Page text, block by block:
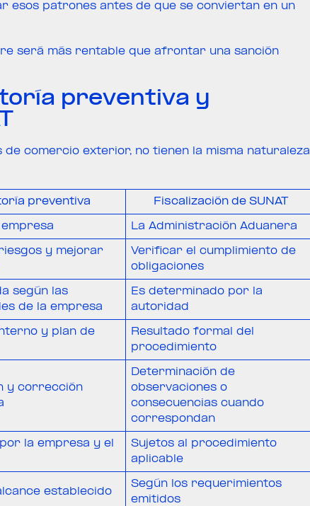
esos patrones antes de que se conviertan en un
será más rentable que afrontar una sanción
preventiva y
comercio exterior, no tienen la misma naturaleza
preventiva Fiscalización de SUNAT
La Administración Aduanera
y mejorar
Verificar el cumplimiento de
obligaciones
según las
de la empresa
Es determinado por la
autoridad
y plan de
Resultado formal del
procedimiento
y corrección
Determinación de
observaciones o
consecuencias cuando
correspondan
la empresa y el
Sujetos al procedimiento
aplicable
establecido
Según los requerimientos
emitidos